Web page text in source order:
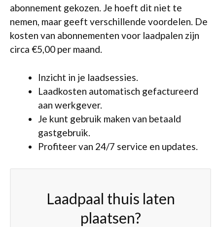
abonnement gekozen. Je hoeft dit niet te
nemen, maar geeft verschillende voordelen. De
kosten van abonnementen voor laadpalen zijn
circa €5,00 per maand.
Inzicht in je laadsessies.
Laadkosten automatisch gefactureerd
aan werkgever.
Je kunt gebruik maken van betaald
gastgebruik.
Profiteer van 24/7 service en updates.
Laadpaal thuis laten
plaatsen?